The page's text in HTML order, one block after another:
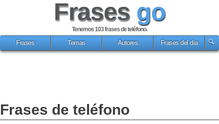
Frases go
Tenemos 103frases de teléfono.
Frases
Temas Autores Frases del día
Frases de teléfono